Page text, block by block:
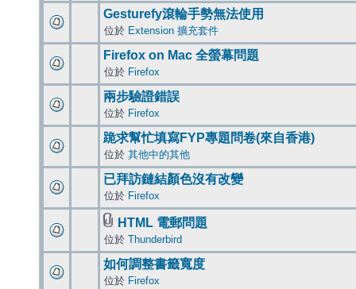
Gesturefy滾輪手勢無法使用
位於 Extension 擴充套件
Firefox on Mac 全螢幕問題
位於 Firefox
兩步驗證錯誤
位於 Firefox
跪求幫忙填寫FYP專題問卷(來自香港)
位於 其他中的其他
已拜訪鏈結顏色沒有改變
位於 Firefox
HTML 電郵問題
位於 Thunderbird
如何調整書籤寬度
位於 Firefox